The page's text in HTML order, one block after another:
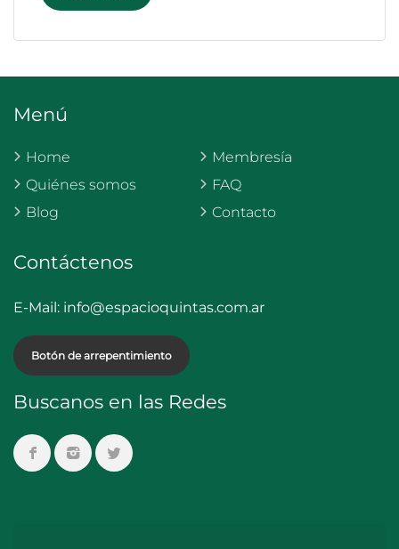
Menú
Home
Quiénes somos
Blog
Membresía
FAQ
Contacto
Contáctenos
E-Mail: info@espacioquintas.com.ar
Botón de arrepentimiento
Buscanos en las Redes